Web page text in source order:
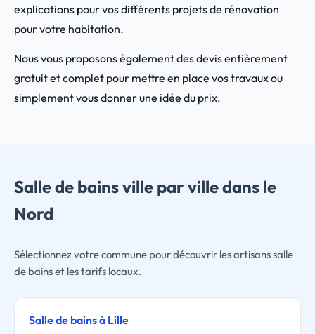
explications pour vos différents projets de rénovation
pour votre habitation.
Nous vous proposons également des devis entièrement
gratuit et complet pour mettre en place vos travaux ou
simplement vous donner une idée du prix.
Salle de bains ville par ville dans le
Nord
Sélectionnez votre commune pour découvrir les artisans salle
de bains et les tarifs locaux.
Salle de bains à Lille